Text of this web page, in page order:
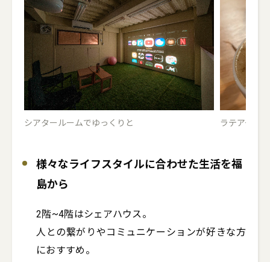
シアタールームでゆっくりと ラテアート
様々なライフスタイルに合わせた生活を福
島から
2階~4階はシェアハウス。
人との繋がりやコミュニケーションが好きな方
におすすめ。